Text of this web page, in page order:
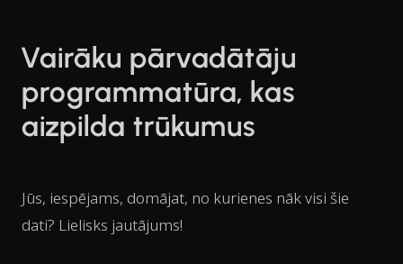
Vairāku pārvadātāju
programmatūra, kas
aizpilda trūkumus
Jūs, iespējams, domājat, no kurienes nāk visi šie
dati? Lielisks jautājums!